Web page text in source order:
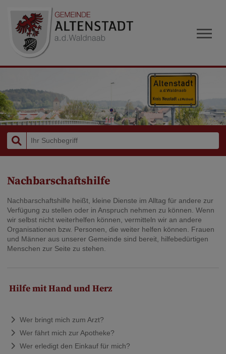
Nachbarschaftshilfe
Nachbarschaftshilfe heißt, kleine Dienste im Alltag für andere zur
Verfügung zu stellen oder in Anspruch nehmen zu können. Wenn
wir selbst nicht weiterhelfen können, vermitteln wir an andere
Organisationen bzw. Personen, die weiter helfen können. Frauen
und Männer aus unserer Gemeinde sind bereit, hilfebedürtigen
Menschen zur Seite zu stehen.
Hilfe mit Hand und Herz
Wer bringt mich zum Arzt?
Wer fährt mich zur Apotheke?
Wer erledigt den Einkauf für mich?